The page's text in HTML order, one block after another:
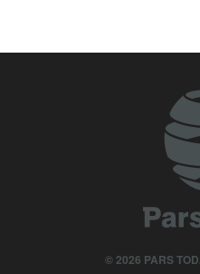
© 2026 PARS